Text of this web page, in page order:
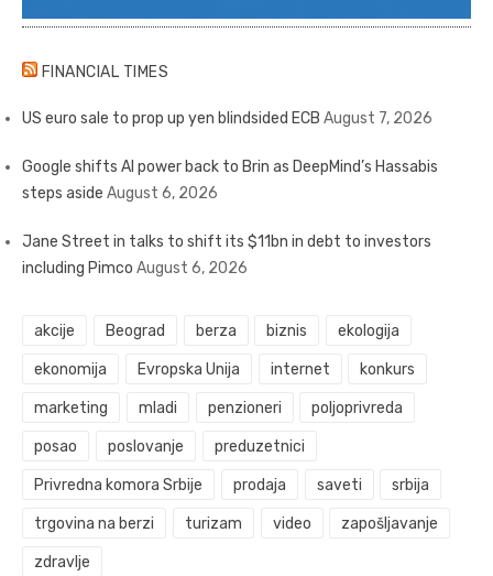
FINANCIAL TIMES
US euro sale to prop up yen blindsided ECB August 7, 2026
Google shifts AI power back to Brin as DeepMind’s Hassabis
steps aside August 6, 2026
Jane Street in talks to shift its $11bn in debt to investors
including Pimco August 6, 2026
akcije Beograd berza biznis ekologija
ekonomija Evropska Unija internet konkurs
marketing mladi penzioneri poljoprivreda
posao poslovanje preduzetnici
Privredna komora Srbije prodaja saveti srbija
trgovina na berzi turizam video zapošljavanje
zdravlje